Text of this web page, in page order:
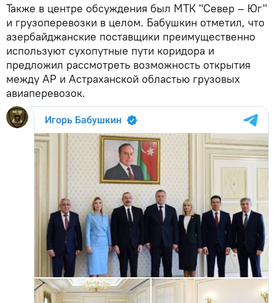
Также в центре обсуждения был МТК "Север – Юг"
и грузоперевозки в целом. Бабушкин отметил, что
азербайджанские поставщики преимущественно
используют сухопутные пути коридора и
предложил рассмотреть возможность открытия
между АР и Астраханской областью грузовых
авиаперевозок.